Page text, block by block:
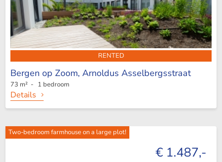
RENTED
Bergen op Zoom, Arnoldus Asselbergsstraat
73 m² - 1 bedroom
Details
Two-bedroom farmhouse on a large plot!
€ 1.487,-